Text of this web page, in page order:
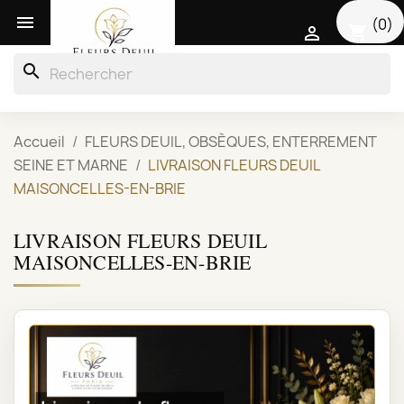
 (0)

search
Accueil
FLEURS DEUIL, OBSÈQUES, ENTERREMENT
SEINE ET MARNE
LIVRAISON FLEURS DEUIL
MAISONCELLES-EN-BRIE
LIVRAISON FLEURS DEUIL
MAISONCELLES-EN-BRIE